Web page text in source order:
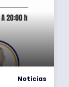
Noticias